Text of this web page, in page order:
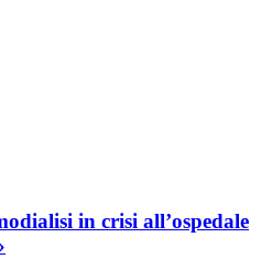
in crisi all’ospedale